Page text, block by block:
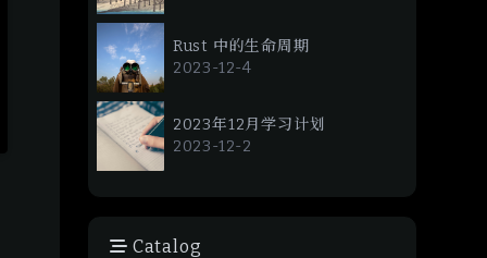
Rust 中的生命周期
2023-12-4
2023年12月学习计划
2023-12-2
Catalog